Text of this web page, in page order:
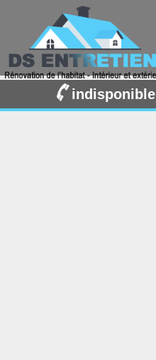
indisponible